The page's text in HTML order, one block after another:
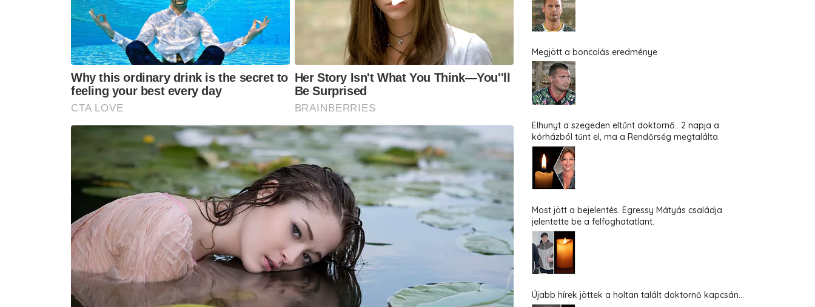
Megjött a boncolás eredménye
Elhunyt a szegeden eltűnt doktornő.. 2 napja a
kórházból tűnt el, ma a Rendőrség megtalálta
Most jött a bejelentés. Egressy Mátyás családja
jelentette be a felfoghatatlant.
Újabb hírek jöttek a holtan talált doktornő kapcsán...